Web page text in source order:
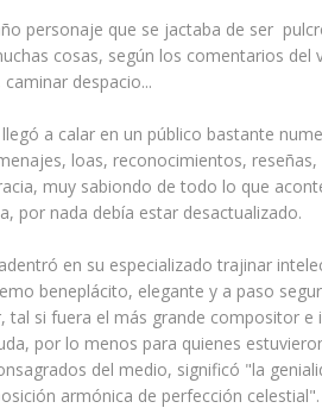
personaje que se jactaba de ser
cosas, según los comentarios del
despacio...
a calar en un público bastante
loas, reconocimientos, reseñas,
muy sabiondo de todo lo que
por nada debía estar desactualizado.
en su especializado trajinar
beneplácito, elegante y a paso
tal si fuera el más grande compositor e
por lo menos para quienes
del medio, significó "la
armónica de perfección celestial".